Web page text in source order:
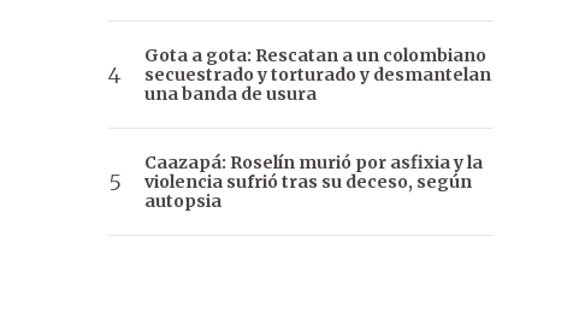
Gota a gota: Rescatan a un colombiano
secuestrado y torturado y desmantelan
una banda de usura
Caazapá: Roselín murió por asfixia y la
violencia sufrió tras su deceso, según
autopsia